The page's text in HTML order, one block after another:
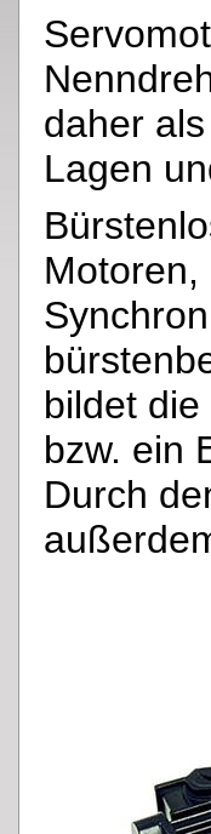
daher
Lagen
bildet
bzw. ein
Durch